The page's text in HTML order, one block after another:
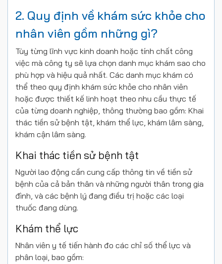
2. Quy định về khám sức khỏe cho
nhân viên gồm những gì?
Tùy từng lĩnh vực kinh doanh hoặc tính chất công
việc mà công ty sẽ lựa chọn danh mục khám sao cho
phù hợp và hiệu quả nhất. Các danh mục khám có
thể theo quy định khám sức khỏe cho nhân viên
hoặc được thiết kế linh hoạt theo nhu cầu thực tế
của từng doanh nghiệp, thông thường bao gồm: Khai
thác tiền sử bệnh tật, khám thể lực, khám lâm sàng,
khám cận lâm sàng.
Khai thác tiền sử bệnh tật
Người lao động cần cung cấp thông tin về tiền sử
bệnh của cả bản thân và những người thân trong gia
đình, và các bệnh lý đang điều trị hoặc các loại
thuốc đang dùng.
Khám thể lực
Nhân viên y tế tiến hành đo các chỉ số thể lực và
phân loại, bao gồm: